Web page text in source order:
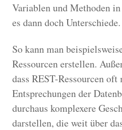
Variablen und Methoden
es dann doch Unterschiede.
So kann man
Ressourcen erstellen.
dass REST-Ressourcen
Entsprechungen der
durchaus komplexere
darstellen, die weit über